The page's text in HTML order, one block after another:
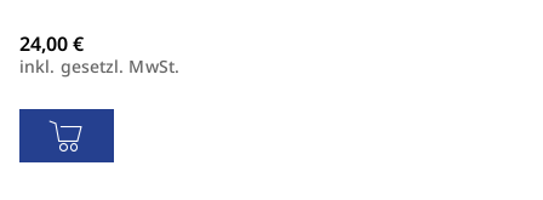
inkl. gesetzl. MwSt.